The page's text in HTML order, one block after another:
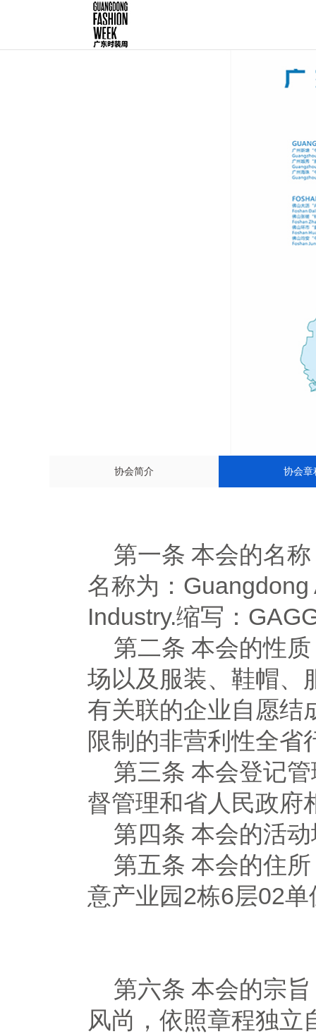
协会简介 协会章
第一条 本会的名
名称为： Guangdong
Industry.缩写：
第二条 本会的性
场以及服装、鞋帽、
有关联的企业自愿结
限制的非营利性全省
第三条 本会登记
督管理和省人民政府
第四条 本会的活
第五条 本会的住
意产业园2栋6层02单
第六条 本会的宗
风尚，依照章程独立